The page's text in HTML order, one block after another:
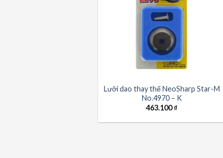
Lưỡi dao thay thế NeoSharp Star-M
No.4970 – K
463.100₫